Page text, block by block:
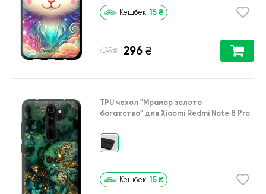
Кешбек 15 ₴
425 ₴ 296 ₴
TPU чехол "Мрамор золото
богатство" для Xiaomi Redmi Note 8 Pro
Кешбек 15 ₴